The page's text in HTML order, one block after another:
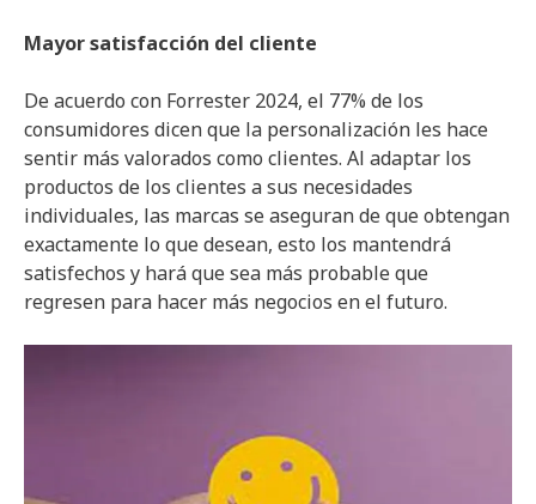
Mayor satisfacción del cliente
De acuerdo con Forrester 2024, el 77% de los
consumidores dicen que la personalización les hace
sentir más valorados como clientes. Al adaptar los
productos de los clientes a sus necesidades
individuales, las marcas se aseguran de que obtengan
exactamente lo que desean, esto los mantendrá
satisfechos y hará que sea más probable que
regresen para hacer más negocios en el futuro.